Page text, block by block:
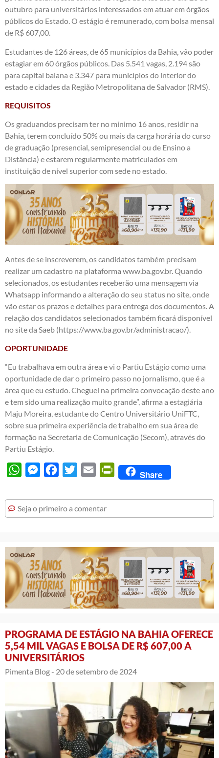
outubro para universitários interessados em atuar em órgãos
públicos do Estado. O estágio é remunerado, com bolsa mensal
de R$ 607,00.
Estudantes de 126 áreas, de 65 municípios da Bahia, vão poder
estagiar em 60 órgãos públicos. Das 5.541 vagas, 2.194 são
para capital baiana e 3.347 para municípios do interior do
estado e cidades da Região Metropolitana de Salvador (RMS).
REQUISITOS
Os graduandos precisam ter no mínimo 16 anos, residir na
Bahia, terem concluído 50% ou mais da carga horária do curso
de graduação (presencial, semipresencial ou de Ensino a
Distância) e estarem regularmente matriculados em
instituição de nível superior com sede no estado.
Antes de se inscreverem, os candidatos também precisam
realizar um cadastro na plataforma www.ba.gov.br. Quando
selecionados, os estudantes receberão uma mensagem via
Whatsapp informando a alteração do seu status no site, onde
vão estar os prazos e detalhes para entrega dos documentos. A
relação dos candidatos selecionados também ficará disponível
no site da Saeb (https://www.ba.gov.br/administracao/).
OPORTUNIDADE
“Eu trabalhava em outra área e vi o Partiu Estágio como uma
oportunidade de dar o primeiro passo no jornalismo, que é a
área que eu estudo. Cheguei na primeira convocação deste ano
e tem sido uma realização muito grande”, afirma a estagiária
Maju Moreira, estudante do Centro Universitário UniFTC,
sobre sua primeira experiência de trabalho em sua área de
formação na Secretaria de Comunicação (Secom), através do
Partiu Estágio.
WhatsAppMessengerFacebook
Twitter Email PrintFriendly
Share
Seja o primeiro a comentar
PROGRAMA DE ESTÁGIO NA BAHIA OFERECE
5,54 MIL VAGAS E BOLSA DE R$ 607,00 A
UNIVERSITÁRIOS
Pimenta Blog - 20 de setembro de 2024